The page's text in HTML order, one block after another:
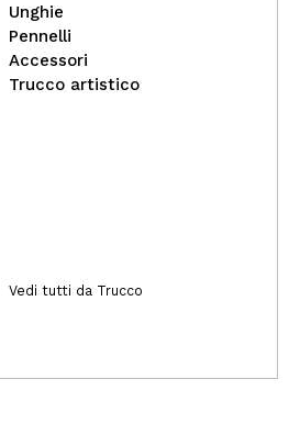
Beter - Pinza tartarugata
Trendy Classics
2,29€
Unghie
Pennelli
Accessori
Trucco artistico
Vedi tutti da Trucco